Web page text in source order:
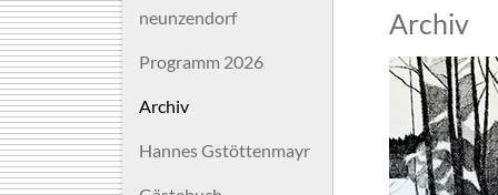
neunzendorf
Programm 2026
Archiv
Hannes Gstöttenmayr
Archiv